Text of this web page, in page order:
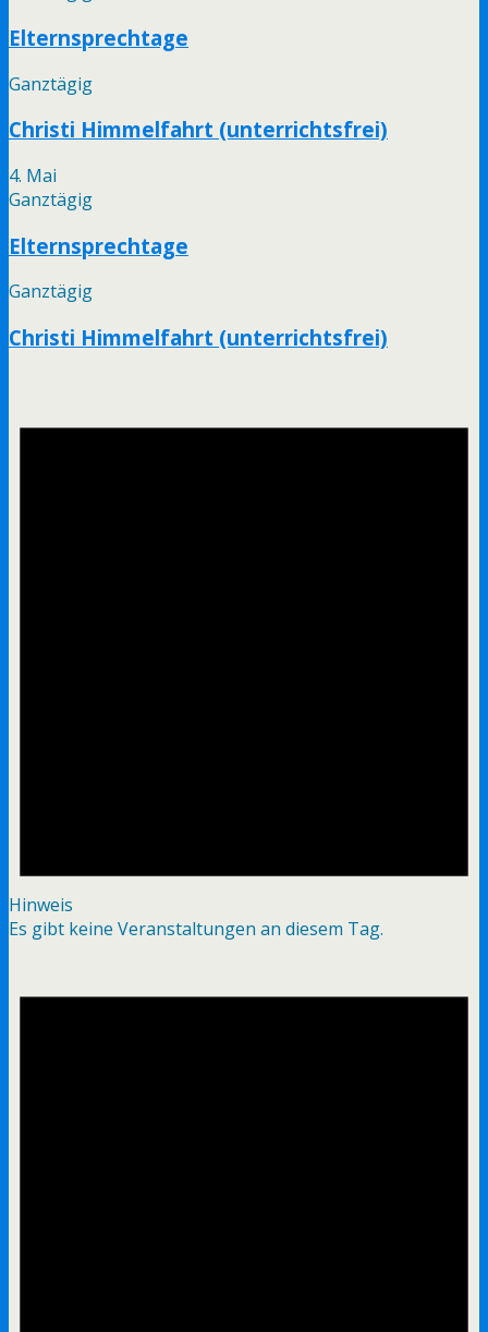
Elternsprechtage
Ganztägig
Christi Himmelfahrt (unterrichtsfrei)
4. Mai
Ganztägig
Elternsprechtage
Ganztägig
Christi Himmelfahrt (unterrichtsfrei)
Hinweis
Es gibt keine Veranstaltungen an diesem Tag.